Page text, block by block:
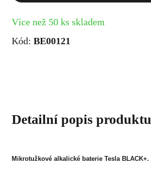
Více než 50 ks skladem
Kód: BE00121
Detailní popis produktu
Mikrotužkové alkalické baterie Tesla BLACK+.